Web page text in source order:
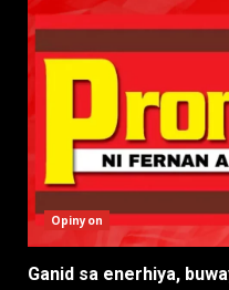
Opinyon
Ganid sa enerhiya,